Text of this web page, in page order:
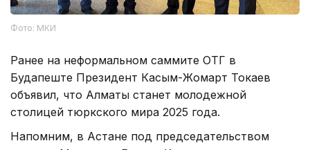
Фото: МКИ
Ранее на неформальном саммите ОТГ в
Будапеште Президент Касым-Жомарт Токаев
объявил, что Алматы станет молодежной
столицей тюркского мира 2025 года.
Напомним, в Астане под председательством